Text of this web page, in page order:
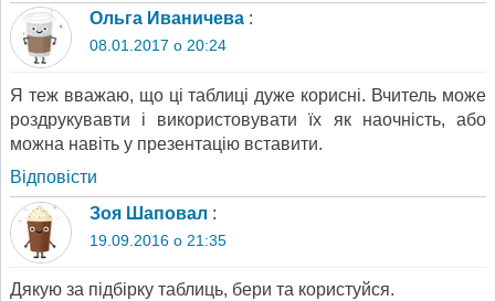
Ольга Иваничева :
08.01.2017 о 20:24
Я теж вважаю, що ці таблиці дуже корисні. Вчитель може
роздрукувавти і використовувати їх як наочність, або
можна навіть у презентацію вставити.
Відповіcти
Зоя Шаповал :
19.09.2016 о 21:35
Дякую за підбірку таблиць, бери та користуйся.